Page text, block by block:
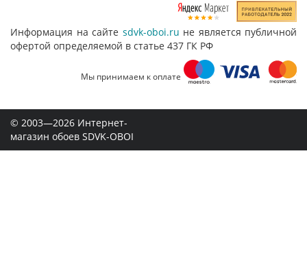
Информация на сайте sdvk-oboi.ru не является публичной
офертой определяемой в статье 437 ГК РФ
Мы принимаем к оплате
© 2003—2026 Интернет-
магазин обоев SDVK-OBOI